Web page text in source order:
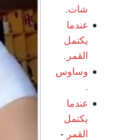
شات
عندما
يكتمل
القمر
وساوس
.
عندما
يكتمل
القمر -